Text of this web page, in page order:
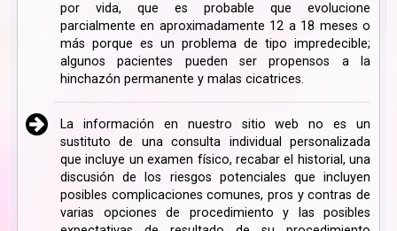
por vida, que es probable que evolucione
parcialmente en aproximadamente 12 a 18 meses o
más porque es un problema de tipo impredecible;
algunos pacientes pueden ser propensos a la
hinchazón permanente y malas cicatrices.
La información en nuestro sitio web no es un
sustituto de una consulta individual personalizada
que incluye un examen físico, recabar el historial, una
discusión de los riesgos potenciales que incluyen
posibles complicaciones comunes, pros y contras de
varias opciones de procedimiento y las posibles